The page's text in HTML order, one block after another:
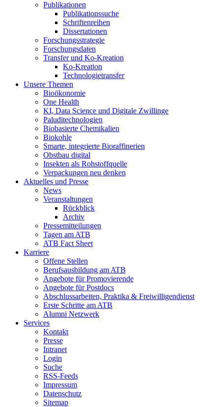
Publikationen
Publikationssuche
Schriftenreihen
Dissertationen
Forschungsstrategie
Forschungsdaten
Transfer und Ko-Kreation
Ko-Kreation
Technologietransfer
Unsere Themen
Bioökonomie
One Health
KI, Data Science und Digitale Zwillinge
Paluditechnologien
Biobasierte Chemikalien
Biokohle
Smarte, integrierte Bioraffinerien
Obstbau digital
Insekten als Rohstoffquelle
Verpackungen neu denken
Aktuelles und Presse
News
Veranstaltungen
Rückblick
Archiv
Pressemitteilungen
Tagen am ATB
ATB Fact Sheet
Karriere
Offene Stellen
Berufsausbildung am ATB
Angebote für Promovierende
Angebote für Postdocs
Abschlussarbeiten, Praktika & Freiwilligendienst
Erste Schritte am ATB
Alumni Netzwerk
Services
Kontakt
Presse
Intranet
Login
Suche
RSS-Feeds
Impressum
Datenschutz
Sitemap